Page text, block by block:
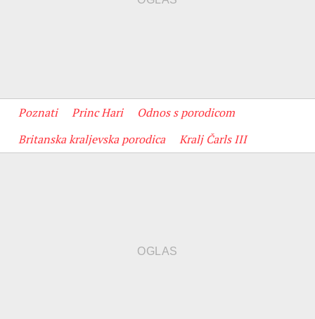
Poznati Princ Hari
Odnos s porodicom
Britanska kraljevska porodica
Kralj Čarls III